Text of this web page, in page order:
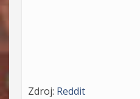
Zdroj: Reddit